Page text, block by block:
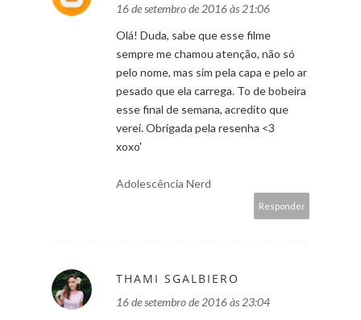
16 de setembro de 2016 às 21:06
Olá! Duda, sabe que esse filme
sempre me chamou atenção, não só
pelo nome, mas sim pela capa e pelo ar
pesado que ela carrega. To de bobeira
esse final de semana, acredito que
verei. Obrigada pela resenha <3
xoxo'
Adolescência Nerd
Responder
THAMI SGALBIERO
16 de setembro de 2016 às 23:04